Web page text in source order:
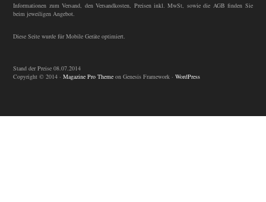
Informationen zum Versand, den Versandkosten, Preisen inkl. MwSt, sowie die AGB finden Sie
beim jeweiligen Angebot.
Diese Seite wurde für Mobile Geräte optimiert.
Stand der Preise 08.07.2014
Copyright © 2014 ·Magazine Pro Theme on Genesis Framework ·WordPress